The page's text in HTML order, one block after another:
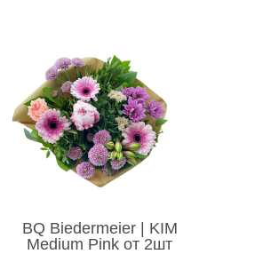
BQ Biedermeier | KIM
Medium Pink от 2шт